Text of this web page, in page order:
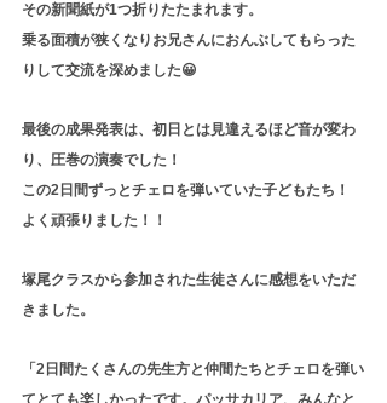
その新聞紙が1つ折りたたまれます。
乗る面積が狭くなりお兄さんにおんぶしてもらった
りして交流を深めました😀
最後の成果発表は、初日とは見違えるほど音が変わ
り、圧巻の演奏でした！
この2日間ずっとチェロを弾いていた子どもたち！
よく頑張りました！！
塚尾クラスから参加された生徒さんに感想をいただ
きました。
「2日間たくさんの先生方と仲間たちとチェロを弾い
てとても楽しかったです。パッサカリア、みんなと